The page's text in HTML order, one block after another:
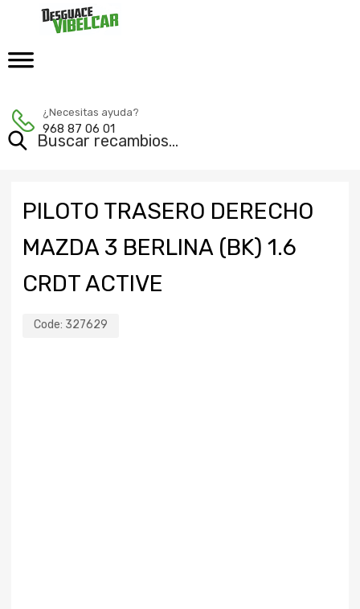
¿Necesitas ayuda?
968 87 06 01
PILOTO TRASERO DERECHO
MAZDA 3 BERLINA (BK) 1.6
CRDT ACTIVE
Code: 327629